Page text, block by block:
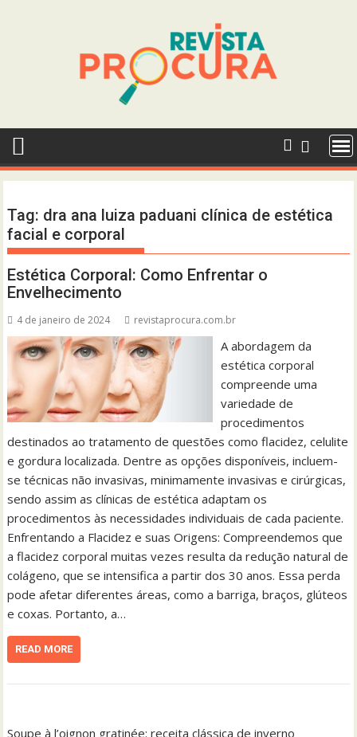
Tag: dra ana luiza paduani clínica de estética
facial e corporal
Estética Corporal: Como Enfrentar o
Envelhecimento
4 de janeiro de 2024 revistaprocura.com.br
A abordagem da
estética corporal
compreende uma
variedade de
procedimentos
destinados ao tratamento de questões como flacidez, celulite
e gordura localizada. Dentre as opções disponíveis, incluem-
se técnicas não invasivas, minimamente invasivas e cirúrgicas,
sendo assim as clínicas de estética adaptam os
procedimentos às necessidades individuais de cada paciente.
Enfrentando a Flacidez e suas Origens: Compreendemos que
a flacidez corporal muitas vezes resulta da redução natural de
colágeno, que se intensifica a partir dos 30 anos. Essa perda
pode afetar diferentes áreas, como a barriga, braços, glúteos
e coxas. Portanto, a…
READ MORE
Soupe à l’oignon gratinée: receita clássica de inverno